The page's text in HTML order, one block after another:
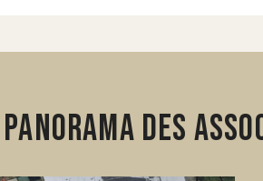
des